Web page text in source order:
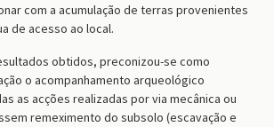
com a acumulação de terras provenientes
de acesso ao local.
obtidos, preconizou-se como
o acompanhamento arqueológico
as acções realizadas por via mecânica ou
m remeximento do subsolo (escavação e